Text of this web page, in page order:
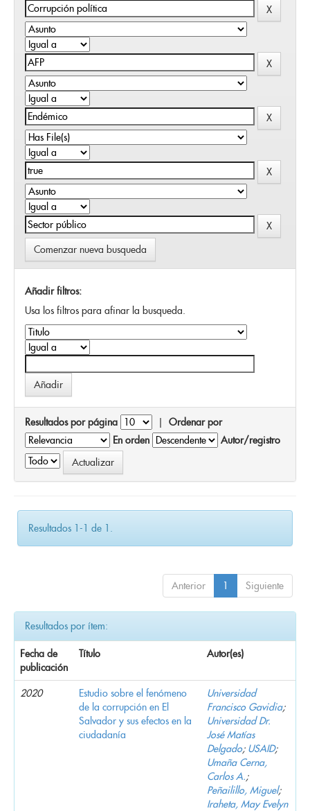
Comenzar nueva busqueda
Añadir filtros:
Usa los filtros para afinar la busqueda.
Resultados por página | Ordenar por
En orden
Autor/registro
Resultados 1-1 de 1.
Anterior 1 Siguiente
Resultados por ítem:
Fecha de
publicación
Título Autor(es)
2020
Estudio sobre el fenómeno
de la corrupción en El
Salvador y sus efectos en la
ciudadanía
Universidad
Francisco Gavidia;
Universidad Dr.
José Matías
Delgado; USAID;
Umaña Cerna,
Carlos A.;
Peñailillo, Miguel;
Iraheta, May Evelyn